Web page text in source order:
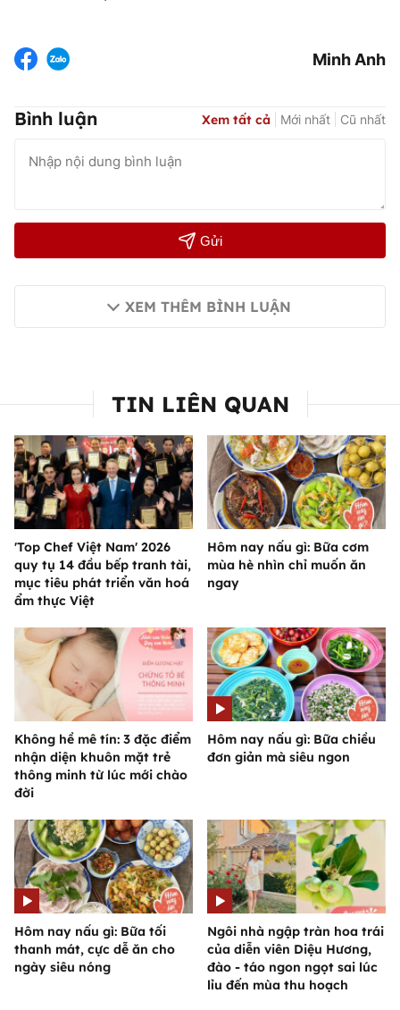
Minh Anh
Bình luận Xem tất cả Mới nhất Cũ nhất
Gửi
XEM THÊM BÌNH LUẬN
TIN LIÊN QUAN
'Top Chef Việt Nam' 2026
quy tụ 14 đầu bếp tranh tài,
mục tiêu phát triển văn hoá
ẩm thực Việt
Hôm nay nấu gì: Bữa cơm
mùa hè nhìn chỉ muốn ăn
ngay
Không hề mê tín: 3 đặc điểm
nhận diện khuôn mặt trẻ
thông minh từ lúc mới chào
đời
Hôm nay nấu gì: Bữa chiều
đơn giản mà siêu ngon
Hôm nay nấu gì: Bữa tối
thanh mát, cực dễ ăn cho
ngày siêu nóng
Ngôi nhà ngập tràn hoa trái
của diễn viên Diệu Hương,
đào - táo ngon ngọt sai lúc
lỉu đến mùa thu hoạch